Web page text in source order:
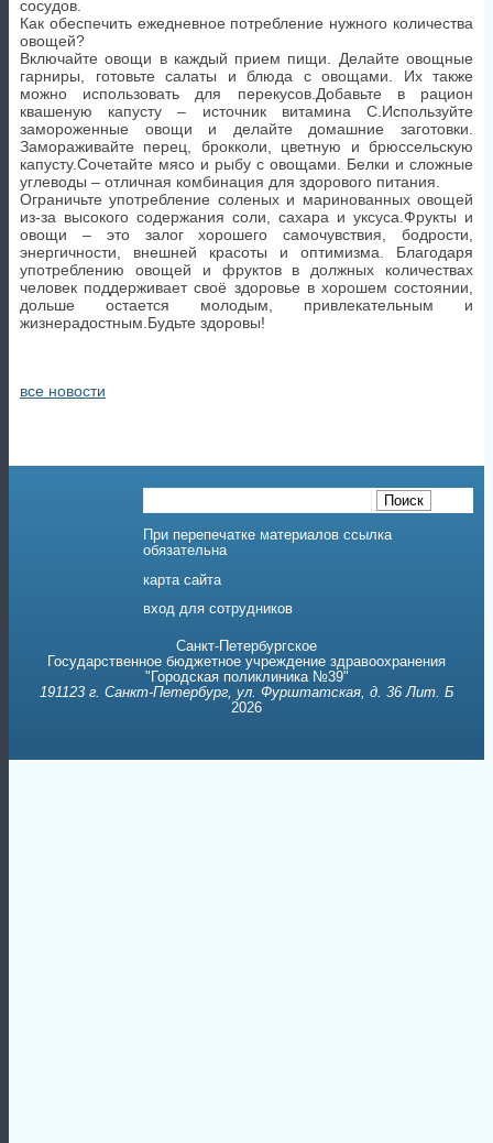
Как обеспечить ежедневное потребление нужного количества
овощей?
Включайте овощи в каждый прием пищи. Делайте овощные
гарниры, готовьте салаты и блюда с овощами. Их также
можно использовать для перекусов.Добавьте в рацион
квашеную капусту – источник витамина C.Используйте
замороженные овощи и делайте домашние заготовки.
Замораживайте перец, брокколи, цветную и брюссельскую
капусту.Сочетайте мясо и рыбу с овощами. Белки и сложные
углеводы – отличная комбинация для здорового питания.
Ограничьте употребление соленых и маринованных овощей
из-за высокого содержания соли, сахара и уксуса.Фрукты и
овощи – это залог хорошего самочувствия, бодрости,
энергичности, внешней красоты и оптимизма. Благодаря
употреблению овощей и фруктов в должных количествах
человек поддерживает своё здоровье в хорошем состоянии,
дольше остается молодым, привлекательным и
жизнерадостным.Будьте здоровы!
все новости
При перепечатке материалов ссылка
обязательна
карта сайта
вход для сотрудников
Санкт-Петербургское
Государственное бюджетное учреждение здравоохранения
"Городская поликлиника №39"
191123 г. Санкт-Петербург, ул. Фурштатская, д. 36 Лит. Б
2026